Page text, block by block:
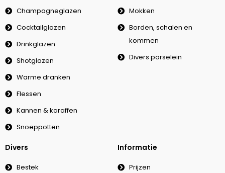
Champagneglazen
Cocktailglazen
Drinkglazen
Shotglazen
Warme dranken
Flessen
Kannen & karaffen
Snoeppotten
Mokken
Borden, schalen en
kommen
Divers porselein
Divers
Bestek
Informatie
Prijzen